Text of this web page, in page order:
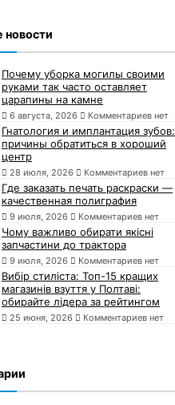
новости
Почему уборка могилы своими
руками так часто оставляет
царапины на камне
6 августа, 2026 Комментариев нет
Гнатология и имплантация зубов:
причины обратиться в хороший
центр
28 июля, 2026 Комментариев нет
Где заказать печать раскраски —
качественная полиграфия
9 июля, 2026 Комментариев нет
Чому важливо обирати якісні
запчастини до трактора
9 июля, 2026 Комментариев нет
Вибір стиліста: Топ-15 кращих
магазинів взуття у Полтаві:
обирайте лідера за рейтингом
25 июня, 2026 Комментариев нет